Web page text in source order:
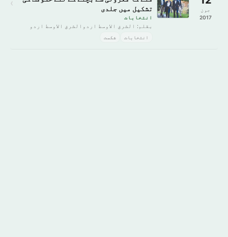
جون
2017
تشکیل میں جلدی
انتخابات
بقلم: الشرق الاوسط اردوالشرق الاوسط اردو
انتخابات شکست
›